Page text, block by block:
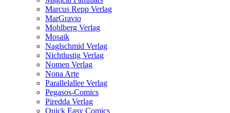
Marcus Repp Verlag
MarGravio
Mohlberg Verlag
Mosaik
Naglschmid Verlag
Nichtlustig Verlag
Nomen Verlag
Nona Arte
Parallelallee Verlag
Pegasos-Comics
Piredda Verlag
Quick Easy Comics